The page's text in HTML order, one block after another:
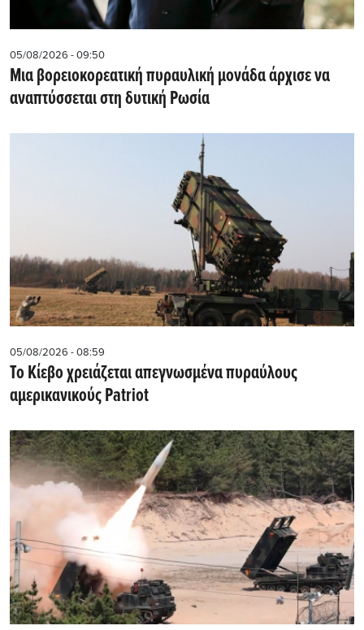
05/08/2026 - 09:50
Μια βορειοκορεατική πυραυλική μονάδα άρχισε να
αναπτύσσεται στη δυτική Ρωσία
05/08/2026 - 08:59
Το Κίεβο χρειάζεται απεγνωσμένα πυραύλους
αμερικανικούς Patriot